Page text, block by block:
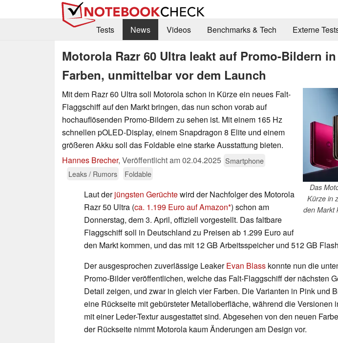
Tests
News Videos Benchmarks & Tech Externe
Motorola Razr 60 Ultra leakt auf Promo-Bildern
Farben, unmittelbar vor dem Launch
Das
Kürze in
den Markt
Mit dem Razr 60 Ultra soll Motorola schon in Kürze ein neues Falt-
Flaggschiff auf den Markt bringen, das nun schon vorab auf
hochauflösenden Promo-Bildern zu sehen ist. Mit einem 165 Hz
schnellen pOLED-Display, einem Snapdragon 8 Elite und einem
größeren Akku soll das Foldable eine starke Ausstattung bieten.
Hannes Brecher, Veröffentlicht am02.04.2025 Smartphone
Leaks / Rumors
Foldable
Laut derjüngsten Gerüchtewird der Nachfolger des Motorola
Razr 50 Ultra (ca. 1.199 Euro auf Amazon ) schon am
Donnerstag, dem 3. April, offiziell vorgestellt. Das faltbare
Flaggschiff soll in Deutschland zu Preisen ab 1.299 Euro auf
den Markt kommen, und das mit 12 GB Arbeitsspeicher und 512 GB
Der ausgesprochen zuverlässige LeakerEvan Blass konnte nun die
Promo-Bilder veröffentlichen, welche das Falt-Flaggschiff der nächsten
Detail zeigen, und zwar in gleich vier Farben. Die Varianten in Pink und
eine Rückseite mit gebürsteter Metalloberfläche, während die Versionen
mit einer Leder-Textur ausgestattet sind. Abgesehen von den neuen
der Rückseite nimmt Motorola kaum Änderungen am Design vor.